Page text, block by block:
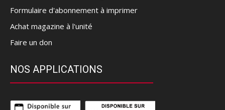
Formulaire d'abonnement à imprimer
Achat magazine à l'unité
Faire un don
NOS APPLICATIONS